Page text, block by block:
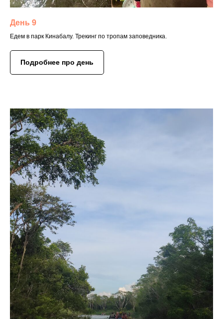
День 9
Едем в парк Кинабалу. Трекинг по тропам заповедника.
Подробнее про день